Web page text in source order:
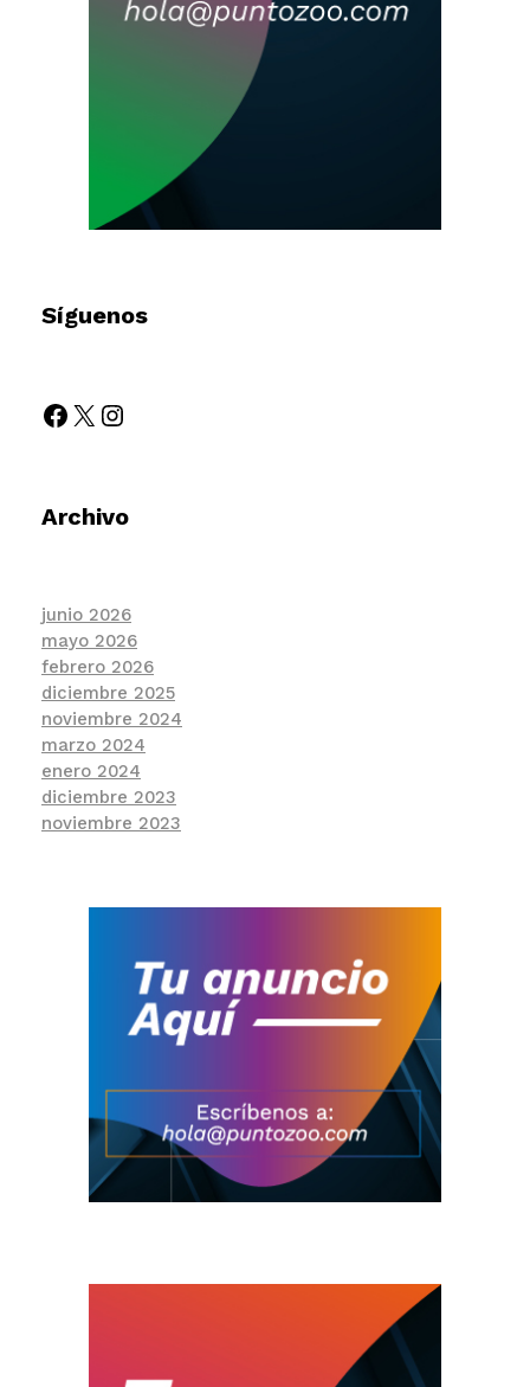
Síguenos
Archivo
junio 2026
mayo 2026
febrero 2026
diciembre 2025
noviembre 2024
marzo 2024
enero 2024
diciembre 2023
noviembre 2023